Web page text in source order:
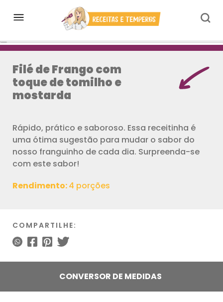
Filé de Frango com
toque de tomilho e
mostarda
Rápido, prático e saboroso. Essa receitinha é
uma ótima sugestão para mudar o sabor do
nosso franguinho de cada dia. Surpreenda-se
com este sabor!
Rendimento:4 porções
COMPARTILHE:
CONVERSOR DE MEDIDAS